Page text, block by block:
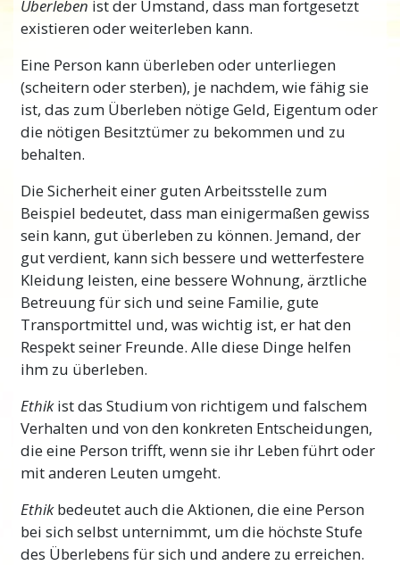
schlecht laufen.
einfach aus der schlechten Erfahrung „zu
lernen und zu wachsen“. Aber das ist keine
Hilfe und sagt Ihnen nicht, was Sie tatsächlich
tunkönnen.
anfangen, sehr gut zu laufen – wie kann man
seinen Erfolg beibehalten?
L. Ron Hubbard hat eine brauchbare Methode
entwickelt, um den genauen Zustand eines
jeden Teils Ihres Lebens herauszufinden, und
er legte diegenauen Schrittedar, wie man den
Zustand verbessern kann.
Diese Formeln funktionieren, weil sie auf den
Naturgesetzen des Lebens basieren.
Mit den wirklichen Lösungen und praktischen
Schritten, die Sie in diesem Kurs lernen
werden, haben Sie reelle Hilfsmittel, mit
denen Sie sich selbst sowie Ihren Freunden,
Ihrer Familie, Ihren Unternehmen und sogar
Ihrer ganzen Gemeinde helfen können.
Überleben ist der Umstand, dass man fortgesetzt
existieren oder weiterleben kann.
Eine Person kann überleben oder unterliegen
(scheitern oder sterben), je nachdem, wie fähig sie
ist, das zum Überleben nötige Geld, Eigentum oder
die nötigen Besitztümer zu bekommen und zu
behalten.
Die Sicherheit einer guten Arbeitsstelle zum
Beispiel bedeutet, dass man einigermaßen gewiss
sein kann, gut überleben zu können. Jemand, der
gut verdient, kann sich bessere und wetterfestere
Kleidung leisten, eine bessere Wohnung, ärztliche
Betreuung für sich und seine Familie, gute
Transportmittel und, was wichtig ist, er hat den
Respekt seiner Freunde. Alle diese Dinge helfen
ihm zu überleben.
Ethikist das Studium von richtigem und falschem
Verhalten und von den konkreten Entscheidungen,
die eine Person trifft, wenn sie ihr Leben führt oder
mit anderen Leuten umgeht.
Ethikbedeutet auch die Aktionen, die eine Person
bei sich selbst unternimmt, um die höchste Stufe
des Überlebens für sich und andere zu erreichen.